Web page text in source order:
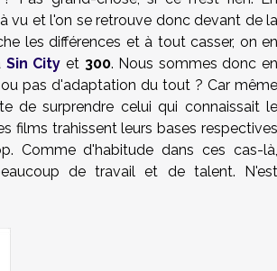
vu et l'on se retrouve donc devant de la
les différences et à tout casser, on en
Sin City et 300. Nous sommes donc en
pas d'adaptation du tout ? Car même
de surprendre celui qui connaissait le
films trahissent leurs bases respectives
Comme d'habitude dans ces cas-là,
de travail et de talent. N'est